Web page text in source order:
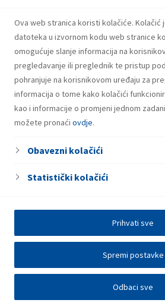
Ova web stranica koristi kolačiće. Kolačić
datoteka u izvornom kodu web stranice
omogućuje slanje informacija na
pregledavanje ili preglednik te pristup
pohranjuje na korisnikovom uređaju za
informacija o tome kako kolačići
kao i informacije o promjeni jednom
možete pronaći ovdje.
Obavezni kolačići
Statistički kolačići
Odbaci sve
Spremi postavke
Prihvati sve
Plin u bocama